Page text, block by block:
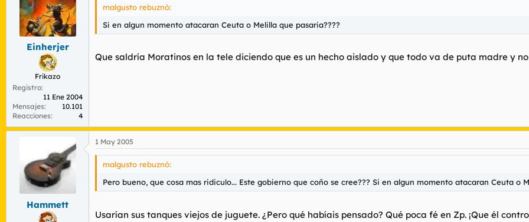
Einherjer
Frikazo
Registro
11 Ene 2004
Mensajes
10.101
Reacciones
4
malgusto rebuznó:
Si en algun momento atacaran Ceuta o Melilla que pasaria????
Que saldría Moratinos en la tele diciendo que es un hecho aislado y que todo va de puta madre y
Hammett
1 May 2005
malgusto rebuznó:
Pero bueno, que cosa mas ridiculo... Este gobierno que coño se cree??? Si en algun momento atacaran Ceuta o
Usarían sus tanques viejos de juguete. ¿Pero qué habíais pensado? Qué poca fé en Zp. ¡Que él